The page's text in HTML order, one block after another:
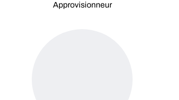
Approvisionneur